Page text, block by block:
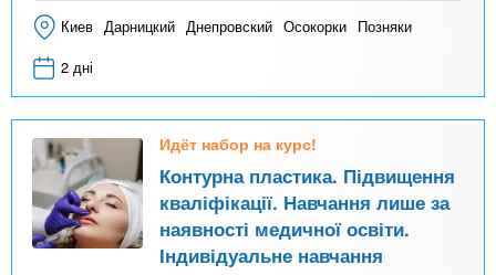
Киев Дарницкий Днепровский Осокорки Позняки
2 дні
Идёт набор на курс!
Контурна пластика. Підвищення
кваліфікації. Навчання лише за
наявності медичної освіти.
Індивідуальне навчання